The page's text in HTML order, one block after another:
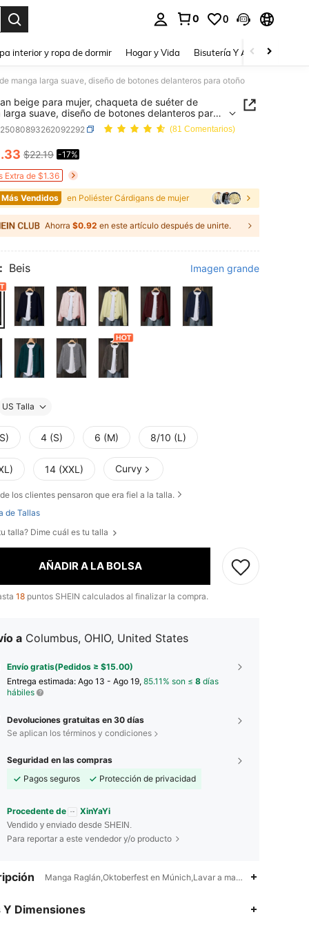
0 0
interior y ropa de dormir Hogar y Vida Bisutería Y Accesorios
manga larga suave, diseño de botones delanteros para otoño
beige para mujer, chaqueta de suéter de
larga suave, diseño de botones delanteros para
(81 Comentarios)
AND AVAILABILITY
.33 $22.19 -17%
Extra de $1.36
Vendidos en Poliéster Cárdigans de mujer
Ahorra $0.92 en este artículo después de unirte.
Beis Imagen grande
US Talla
4 (S) 6 (M) 8/10 (L)
14 (XXL) Curvy
de los clientes pensaron que era fiel a la talla.
de Tallas
talla? Dime cuál es tu talla
AÑADIR A LA BOLSA
18 puntos SHEIN calculados al finalizar la compra.
a Columbus, OHIO, United States
Envío gratis(Pedidos ≥ $15.00)
Entrega estimada: Ago 13 - Ago 19, 85.11% son ≤ 8 días
hábiles
Devoluciones gratuitas en 30 días
Se aplican los términos y condiciones
Seguridad en las compras
Pagos seguros
Protección de privacidad
Procedente de XinYaYi
Vendido y enviado desde SHEIN.
Para reportar a este vendedor y/o producto
Manga Raglán,Oktoberfest en Múnich,Lavar a mano, no limpiar en
Y Dimensiones